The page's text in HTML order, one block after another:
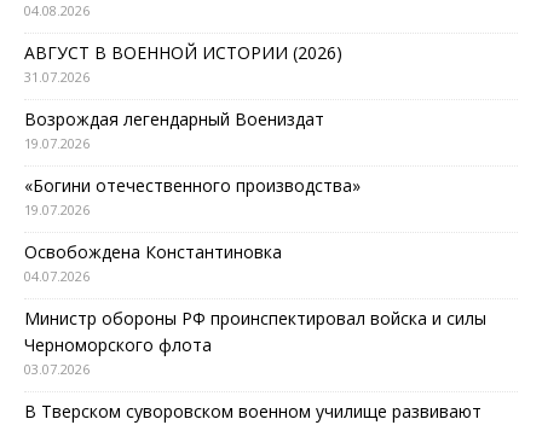
04.08.2026
АВГУСТ В ВОЕННОЙ ИСТОРИИ (2026)
31.07.2026
Возрождая легендарный Воениздат
19.07.2026
«Богини отечественного производства»
19.07.2026
Освобождена Константиновка
04.07.2026
Министр обороны РФ проинспектировал войска и силы
Черноморского флота
03.07.2026
В Тверском суворовском военном училище развивают